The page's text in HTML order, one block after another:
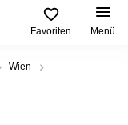
Favoriten Menü
Wien